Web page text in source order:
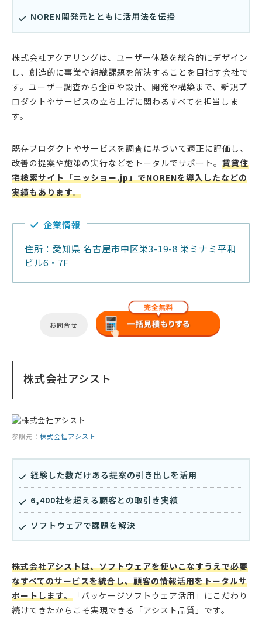
NOREN開発元とともに活用法を伝授
株式会社アクアリングは、ユーザー体験を総合的にデザイン
し、創造的に事業や組織課題を解決することを目指す会社で
す。ユーザー調査から企画や設計、開発や構築まで、新規プ
ロダクトやサービスの立ち上げに関わるすべてを担当しま
す。
既存プロダクトやサービスを調査に基づいて適正に評価し、
改善の提案や施策の実行などをトータルでサポート。 賃貸住
宅検索サイト「ニッショー.jp」でNORENを導入したなどの
実績もあります。
企業情報
住所：愛知県 名古屋市中区栄3-19-8 栄ミナミ平和
ビル6・7F
お問合せ
株式会社アシスト
参照元： 株式会社アシスト
経験した数だけある提案の引き出しを活用
6,400社を超える顧客との取引き実績
ソフトウェアで課題を解決
株式会社アシストは、ソフトウェアを使いこなすうえで必要
なすべてのサービスを統合し、顧客の情報活用をトータルサ
ポートします。 「パッケージソフトウェア活用」にこだわり
続けてきたからこそ実現できる「アシスト品質」です。